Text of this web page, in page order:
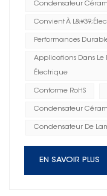
Condensateur
Convient À
Performances
Applications Dans Le
Électrique
Conforme RoHS
Condensateur
Condensateur De
EN SAVOIR PLUS